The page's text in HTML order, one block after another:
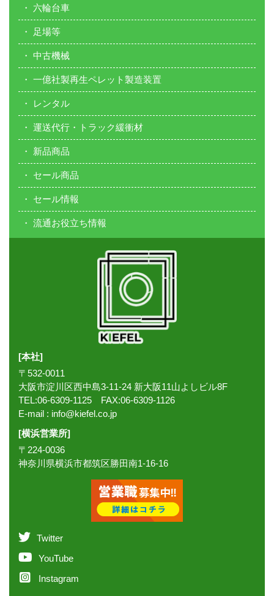
六輪台車
足場等
中古機械
一億社製再生ペレット製造装置
レンタル
運送代行・トラック緩衝材
新品商品
セール商品
セール情報
流通お役立ち情報
[本社]
〒532-0011
大阪市淀川区西中島3-11-24 新大阪11山よしビル8F
TEL:06-6309-1125 FAX:06-6309-1126
E-mail : info@kiefel.co.jp
[横浜営業所]
〒224-0036
神奈川県横浜市都筑区勝田南1-16-16
Twitter
YouTube
Instagram